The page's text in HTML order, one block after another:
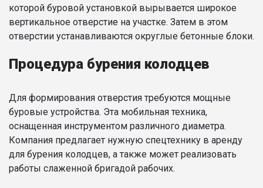
которой буровой установкой вырывается широкое
вертикальное отверстие на участке. Затем в этом
отверстии устанавливаются округлые бетонные блоки.
Процедура бурения колодцев
Для формирования отверстия требуются мощные
буровые устройства. Эта мобильная техника,
оснащенная инструментом различного диаметра.
Компания предлагает нужную спецтехнику в аренду
для бурения колодцев, а также может реализовать
работы слаженной бригадой рабочих.